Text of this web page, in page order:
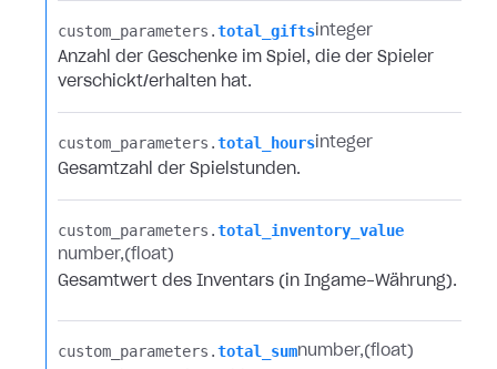
custom_parameters.​total_gifts integer
Anzahl der Geschenke im Spiel, die der Spieler
verschickt/erhalten hat.
custom_parameters.​total_hours integer
Gesamtzahl der Spielstunden.
custom_parameters.​total_inventory_value
number (float)
Gesamtwert des Inventars (in Ingame-Währung).
custom_parameters.​total_sumnumber (float)